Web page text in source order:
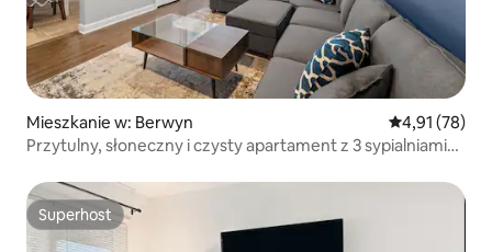
Mieszkanie w: Berwyn Średnia
4,91 (78)
Przytulny, słoneczny i czysty apartament z 3 sypialniami
Superhost
Superhost